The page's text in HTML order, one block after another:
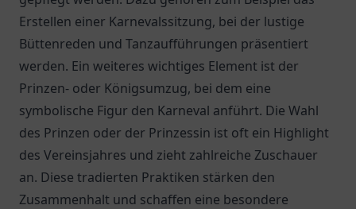
Erstellen einer Karnevalssitzung, bei der lustige
Büttenreden und Tanzaufführungen präsentiert
werden. Ein weiteres wichtiges Element ist der
Prinzen- oder Königsumzug, bei dem eine
symbolische Figur den Karneval anführt. Die Wahl
des Prinzen oder der Prinzessin ist oft ein Highlight
des Vereinsjahres und zieht zahlreiche Zuschauer
an. Diese tradierten Praktiken stärken den
Zusammenhalt und schaffen eine besondere